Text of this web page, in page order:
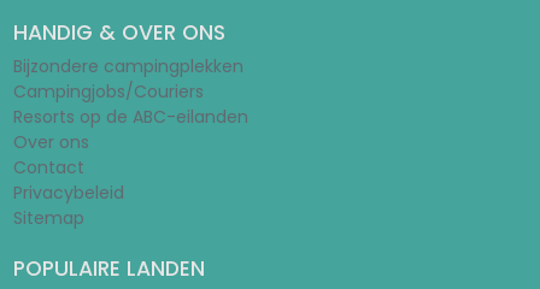
HANDIG & OVER ONS
Bijzondere campingplekken
Campingjobs/Couriers
Resorts op de ABC-eilanden
Over ons
Contact
Privacybeleid
Sitemap
POPULAIRE LANDEN